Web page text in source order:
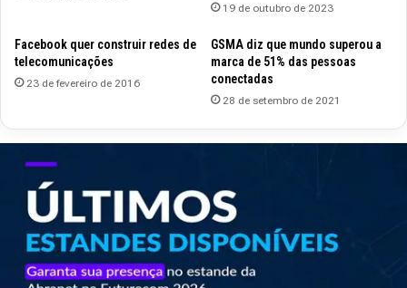
19 de outubro de 2023
Facebook quer construir redes de
telecomunicações
23 de fevereiro de 2016
GSMA diz que mundo superou a
marca de 51% das pessoas
conectadas
28 de setembro de 2021